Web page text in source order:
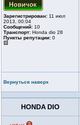
Зарегистрирован: 11 июл
2013, 00:04
Сообщений: 10
Транспорт: Honda dio 28
Пункты репутации: 0
Вернуться наверх
HONDA DIO